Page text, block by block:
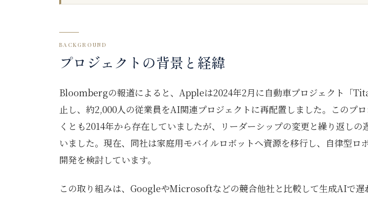
BACKGROUND
プロジェクトの背景と経緯
Bloombergの報道によると、Appleは2024年2月に自動車プロジェクト「
止し、約2,000人の従業員をAI関連プロジェクトに再配置しました。このプ
くとも2014年から存在していましたが、リーダーシップの変更と繰り返しの
いました。現在、同社は家庭用モバイルロボットへ資源を移行し、自律型ロ
開発を検討しています。
この取り組みは、GoogleやMicrosoftなどの競合他社と比較して生成AIで遅